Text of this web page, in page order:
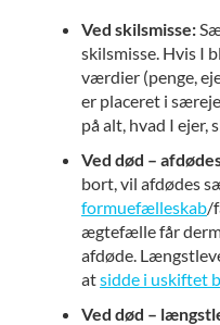
Ved skilsmisse:
skilsmisse. Hvis I
værdier (penge,
er placeret i
på alt, hvad I ejer,
Ved død –
bort, vil afdødes
formuefælleskab/
ægtefælle får
afdøde.
atsidde i uskiftet
Ved død –